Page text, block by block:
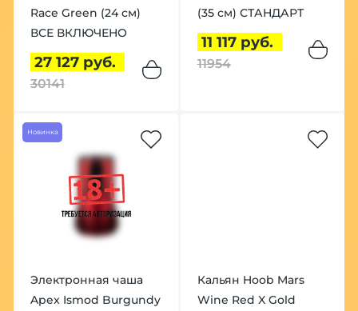
Race Green (24 см)
ВСЕ ВКЛЮЧЕНО
27 127 руб.
30141
(35 см) СТАНДАРТ
11 117 руб.
11954
Новинка
Электронная чаша
Apex Ismod Burgundy
Кальян Hoob Mars
Wine Red X Gold